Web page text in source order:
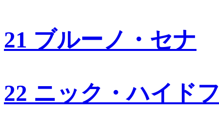
21 ブルーノ・セナ
22 ニック・ハイド